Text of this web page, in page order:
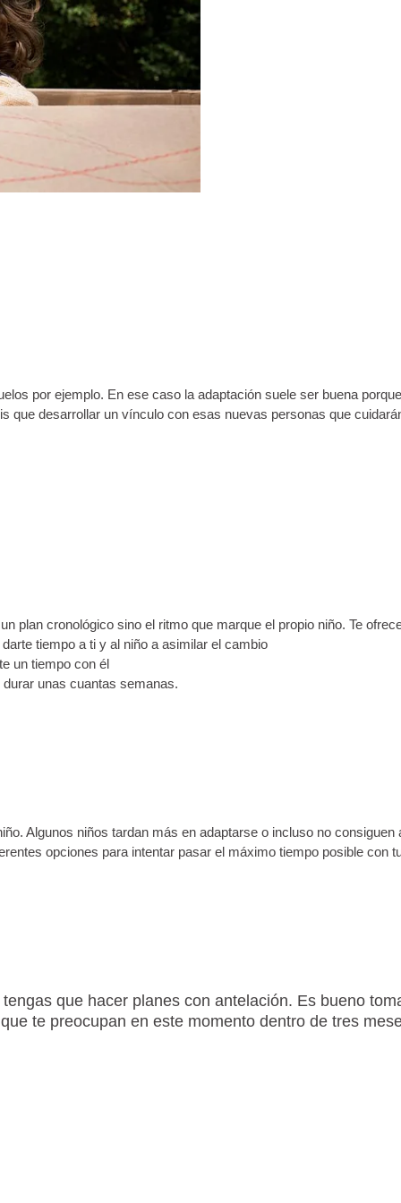
por ejemplo. En ese caso la adaptación suele ser buena
que desarrollar un vínculo con esas nuevas personas que
plan cronológico sino el ritmo que marque el propio niño. Te
tiempo a ti y al niño a asimilar el cambio
un tiempo con él
unas cuantas semanas.
Algunos niños tardan más en adaptarse o incluso no
opciones para intentar pasar el máximo tiempo posible con
que hacer planes con antelación. Es bueno
te preocupan en este momento dentro de tres